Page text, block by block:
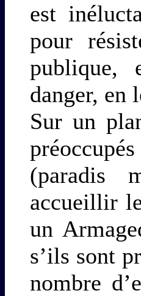
est
pour
publique,
danger, en
Sur un
(paradis
accueillir
un
s’ils sont
nombre